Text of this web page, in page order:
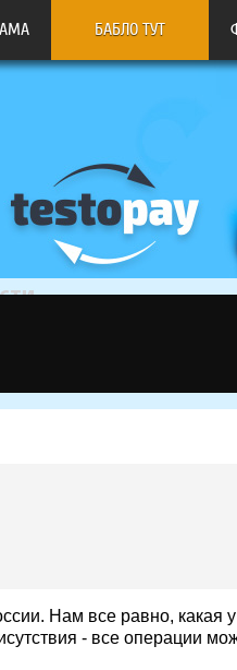
БАБЛО ТУТ
Нам все равно, какая
- все операции